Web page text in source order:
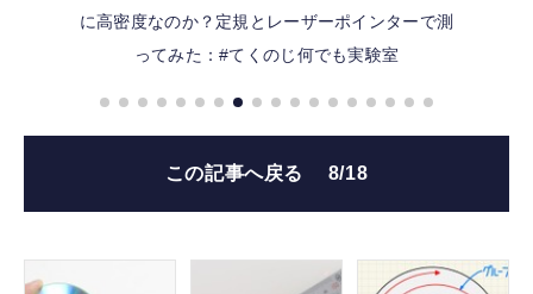
に高密度なのか？定規とレーザーポインターで測
ってみた：#てくのじ何でも実験室
この記事へ戻る 8/18